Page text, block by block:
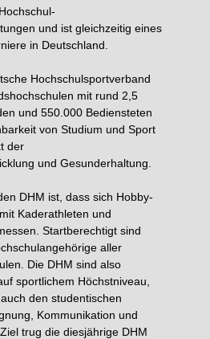
und ist gleichzeitig eines
in Deutschland.
Hochschulsportverband
mit rund 2,5
und 550.000 Bediensteten
von Studium und Sport
der
und Gesunderhaltung.
DHM ist, dass sich Hobby-
Kaderathleten und
Startberechtigt sind
aller
Die DHM sind also
sportlichem Höchstniveau,
den studentischen
Kommunikation und
trug die diesjährige DHM